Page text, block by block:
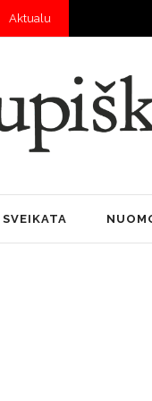
Aktualu TARTU
SVEIKATA